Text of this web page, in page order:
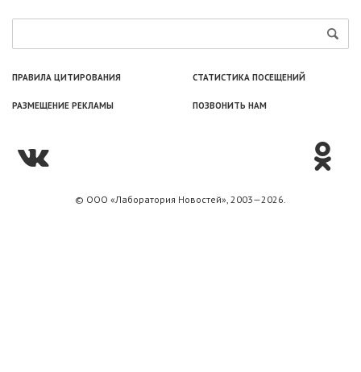
ПРАВИЛА ЦИТИРОВАНИЯ СТАТИСТИКА ПОСЕЩЕНИЙ
РАЗМЕЩЕНИЕ РЕКЛАМЫ ПОЗВОНИТЬ НАМ
© ООО «Лаборатория Новоcтей», 2003—2026.